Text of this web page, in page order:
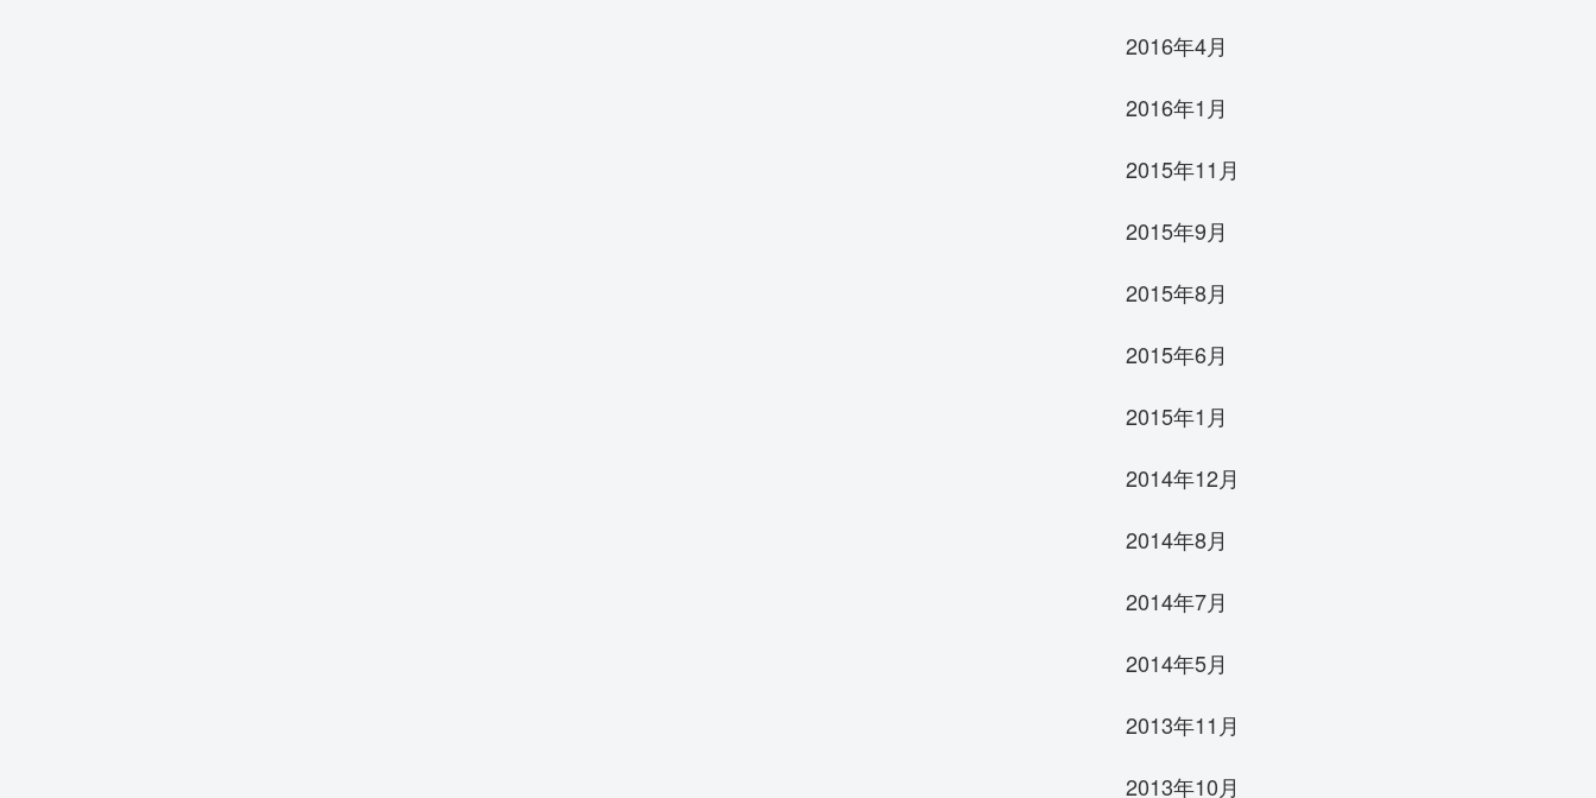
2016年4月
2016年1月
2015年11月
2015年9月
2015年8月
2015年6月
2015年1月
2014年12月
2014年8月
2014年7月
2014年5月
2013年11月
2013年10月